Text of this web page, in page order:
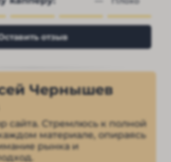
отзыв
Чернышев
сайта. Стремлюсь к полной
материале, опираясь
рынка и